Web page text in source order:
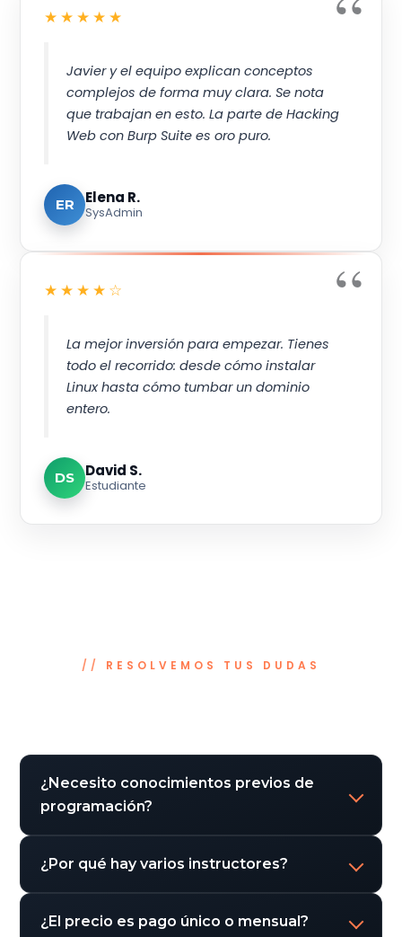
★★★★★
Javier y el equipo explican conceptos
complejos de forma muy clara. Se nota
que trabajan en esto. La parte de Hacking
Web con Burp Suite es oro puro.
ER Elena R.
SysAdmin
★★★★☆
La mejor inversión para empezar. Tienes
todo el recorrido: desde cómo instalar
Linux hasta cómo tumbar un dominio
entero.
DS David S.
Estudiante
RESOLVEMOS TUS DUDAS
¿Necesito conocimientos previos de
programación?
¿Por qué hay varios instructores?
¿El precio es pago único o mensual?